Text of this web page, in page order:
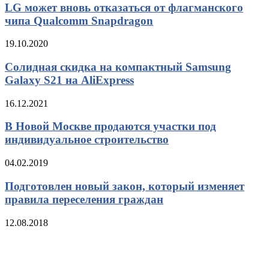
LG может вновь отказаться от флагманского
чипа Qualcomm Snapdragon
19.10.2020
Солидная скидка на компактный Samsung
Galaxy S21 на AliExpress
16.12.2021
В Новой Москве продаются участки под
индивидуальное строительство
04.02.2019
Подготовлен новый закон, который изменяет
правила переселения граждан
12.08.2018